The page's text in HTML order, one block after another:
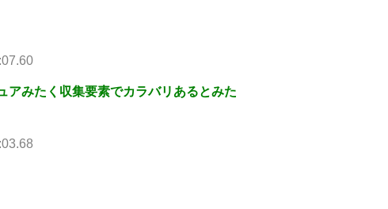
アみたく収集要素でカラバリあるとみた